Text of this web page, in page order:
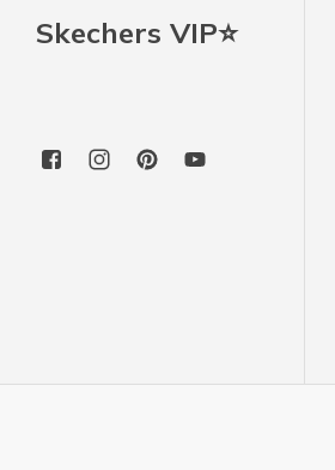
Skechers VIP⭐